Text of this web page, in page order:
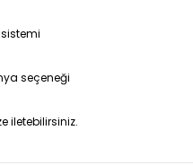
seçeneği
iletebilirsiniz.